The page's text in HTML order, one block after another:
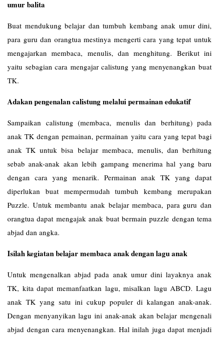
umur balita
Buat mendukung belajar dan tumbuh kembang anak umur dini,
para guru dan orangtua mestinya mengerti cara yang tepat untuk
mengajarkan membaca, menulis, dan menghitung. Berikut ini
yaitu sebagian cara mengajar calistung yang menyenangkan buat
TK.
Adakan pengenalan calistung melalui permainan edukatif
Sampaikan calistung (membaca, menulis dan berhitung) pada
anak TK dengan pemainan, permainan yaitu cara yang tepat bagi
anak TK untuk bisa belajar membaca, menulis, dan berhitung
sebab anak-anak akan lebih gampang menerima hal yang baru
dengan cara yang menarik. Permainan anak TK yang dapat
diperlukan buat mempermudah tumbuh kembang merupakan
Puzzle. Untuk membantu anak belajar membaca, para guru dan
orangtua dapat mengajak anak buat bermain puzzle dengan tema
abjad dan angka.
Isilah kegiatan belajar membaca anak dengan lagu anak
Untuk mengenalkan abjad pada anak umur dini layaknya anak
TK, kita dapat memanfaatkan lagu, misalkan lagu ABCD. Lagu
anak TK yang satu ini cukup populer di kalangan anak-anak.
Dengan menyanyikan lagu ini anak-anak akan belajar mengenali
abjad dengan cara menyenangkan. Hal inilah juga dapat menjadi